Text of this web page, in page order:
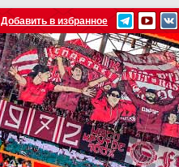
Добавить в избранное